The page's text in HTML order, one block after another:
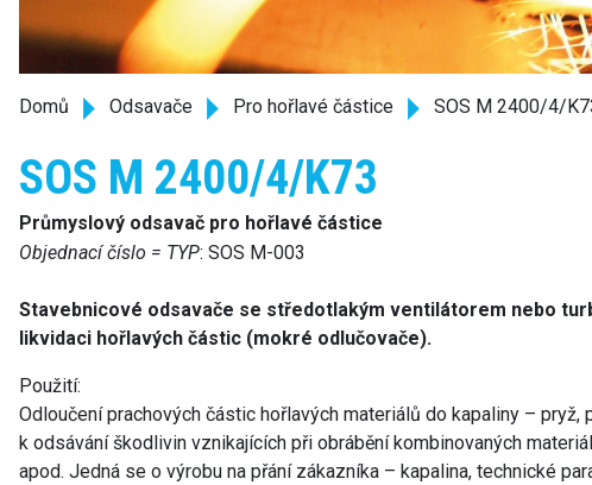
Domů Odsavače Pro hořlavé částice SOS M 2400/4/
SOS M 2400/4/K73
Průmyslový odsavač pro hořlavé částice
Objednací číslo = TYP: SOS M-003
Stavebnicové odsavače se středotlakým ventilátorem nebo
likvidaci hořlavých částic (mokré odlučovače).
Použití:
Odloučení prachových částic hořlavých materiálů do kapaliny – pryž,
k odsávání škodlivin vznikajících při obrábění kombinovaných
apod. Jedná se o výrobu na přání zákazníka – kapalina, technické